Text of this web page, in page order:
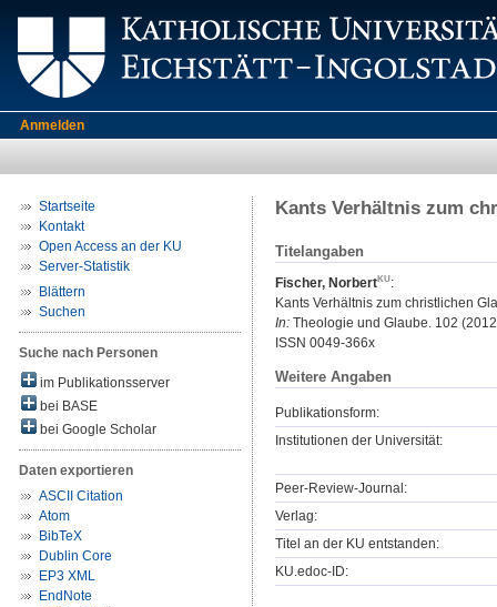
Anmelden
Startseite
Kontakt
Open Access an der KU
Server-Statistik
Blättern
Suchen
Suche nach Personen
im Publikationsserver
bei BASE
bei Google Scholar
Daten exportieren
ASCII Citation
Atom
BibTeX
Dublin Core
EP3 XML
EndNote
Kants Verhältnis zum
Titelangaben
Fischer, Norbert
:
Kants Verhältnis zum christlichen
In: Theologie und Glaube. 102
ISSN 0049-366x
Weitere Angaben
Publikationsform:
Institutionen der Universität:
Peer-Review-Journal:
Verlag:
Titel an der KU entstanden:
KU.edoc-ID: